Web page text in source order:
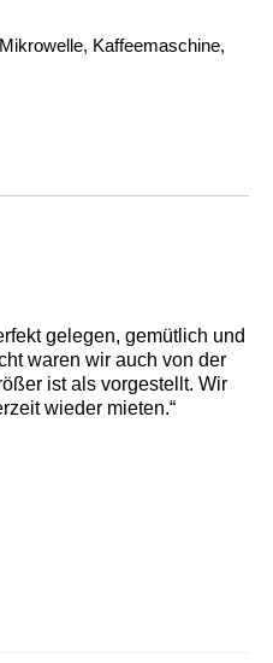
Kaffeemaschine,
gelegen, gemütlich und
waren wir auch von der
ist als vorgestellt. Wir
wieder mieten.“